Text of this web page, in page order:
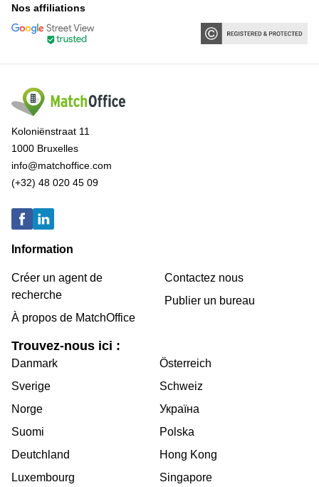
Nos affiliations
Koloniënstraat 11
1000 Bruxelles
info@matchoffice.com
(+32) 48 020 45 09
Information
Créer un agent de
recherche
À propos de MatchOffice
Contactez nous
Publier un bureau
Trouvez-nous ici :
Danmark
Sverige
Norge
Suomi
Deutchland
Luxembourg
Österreich
Schweiz
Україна
Polska
Hong Kong
Singapore